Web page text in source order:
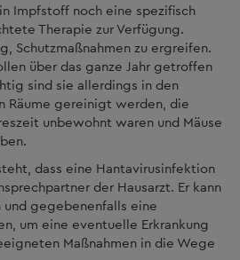
Impfstoff noch eine spezifisch
Therapie zur Verfügung.
Schutzmaßnahmen zu ergreifen.
über das ganze Jahr getroffen
sind sie allerdings in den
Räume gereinigt werden, die
unbewohnt waren und Mäuse
dass eine Hantavirusinfektion
der Hausarzt. Er kann
gegebenenfalls eine
um eine eventuelle Erkrankung
Maßnahmen in die Wege